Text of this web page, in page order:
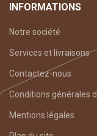
INFORMATIONS
Notre société
Services et livraisons
Contactez-nous
Conditions générales
Mentions légales